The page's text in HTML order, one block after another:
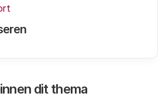
dit thema